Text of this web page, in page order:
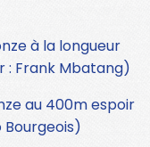
à la longueur
: Frank Mbatang)
au 400m espoir